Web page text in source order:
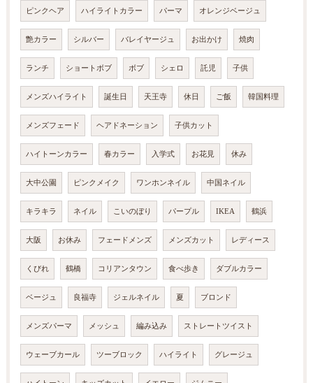
ピンクヘア ハイライトカラー パーマ オレンジベージュ
艶カラー シルバー バレイヤージュ お出かけ 焼肉
ランチ ショートボブ ボブ シェロ 託児 子供
メンズハイライト 誕生日 天王寺 休日 ご飯 韓国料理
メンズフェード ヘアドネーション 子供カット
ハイトーンカラー 春カラー 入学式 お花見 休み
大中公園 ピンクメイク ワンホンネイル 中国ネイル
キラキラ ネイル こいのぼり パープル IKEA 鶴浜
大阪 お休み フェードメンズ メンズカット レディース
くびれ 鶴橋 コリアンタウン 食べ歩き ダブルカラー
ベージュ 良福寺 ジェルネイル 夏 ブロンド
メンズパーマ メッシュ 編み込み ストレートツイスト
ウェーブカール ツーブロック ハイライト グレージュ